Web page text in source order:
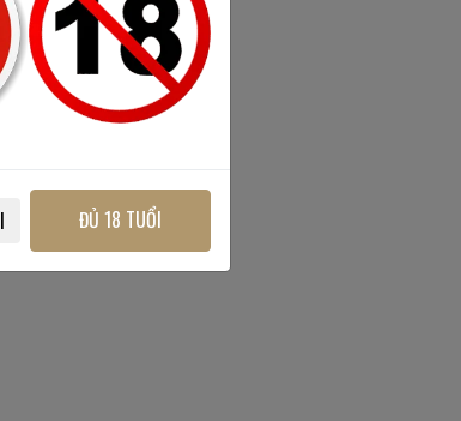
ĐỦ 18 TUỔI